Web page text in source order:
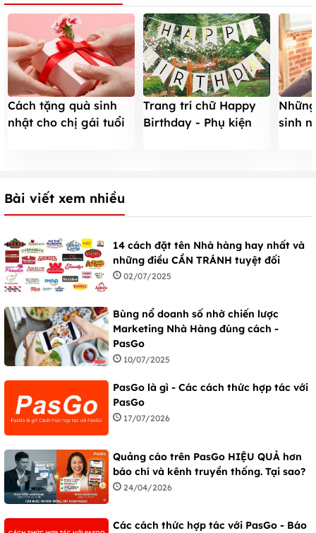
Cách tặng quà sinh
nhật cho chị gái tuổi
Trang trí chữ Happy
Birthday - Phụ kiện
sinh
Bài viết xem nhiều
14 cách đặt tên Nhà hàng hay nhất và
những điều CẦN TRÁNH tuyệt đối
02/07/2025
Bùng nổ doanh số nhờ chiến lược
Marketing Nhà Hàng đúng cách -
PasGo
10/07/2025
PasGo là gì - Các cách thức hợp tác với
PasGo
17/07/2026
Quảng cáo trên PasGo HIỆU QUẢ hơn
báo chí và kênh truyền thống. Tại sao?
24/04/2026
Các cách thức hợp tác với PasGo - Báo